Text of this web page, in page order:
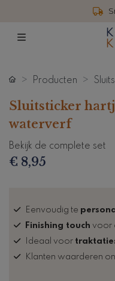
Producten
Sluitsticker
waterverf
Bekijk de complete set
€ 8,95
Eenvoudig te
Finishing touch voor
Ideaal voor
Klanten waarderen